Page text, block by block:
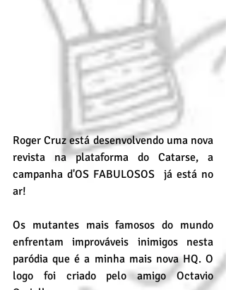
Roger Cruz está desenvolvendo uma nova
revista na plataforma do Catarse, a
campanha d'OS FABULOSOS  já está no
ar!
Os mutantes mais famosos do mundo
enfrentam improváveis inimigos nesta
paródia que é a minha mais nova HQ. O
logo foi criado pelo amigo Octavio